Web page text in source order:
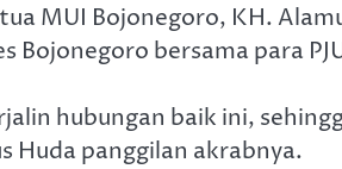
MUI Bojonegoro, KH.
Bojonegoro bersama para
hubungan baik ini,
Huda panggilan akrabnya.